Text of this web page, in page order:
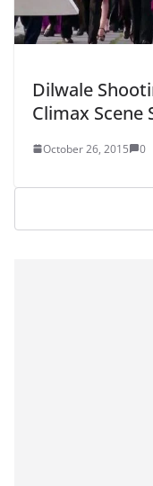
Dilwale
Climax Scene
October 26, 2015 0